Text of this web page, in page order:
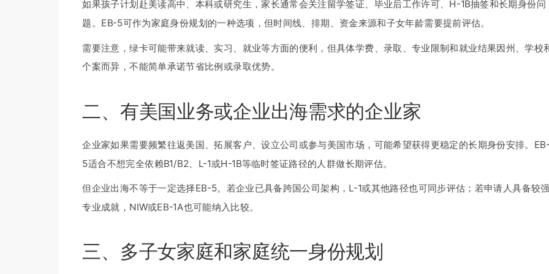
如果孩子计划赴美读高中、本科或研究生，家长通常会关注留学签证、毕业后工作许可、H-1B抽签和长期身份问
题。EB-5可作为家庭身份规划的一种选项，但时间线、排期、资金来源和子女年龄需要提前评估。
需要注意，绿卡可能带来就读、实习、就业等方面的便利，但具体学费、录取、专业限制和就业结果因州、学校
个案而异，不能简单承诺节省比例或录取优势。
二、有美国业务或企业出海需求的企业家
企业家如果需要频繁往返美国、拓展客户、设立公司或参与美国市场，可能希望获得更稳定的长期身份安排。EB-
5适合不想完全依赖B1/B2、L-1或H-1B等临时签证路径的人群做长期评估。
但企业出海不等于一定选择EB-5。若企业已具备跨国公司架构，L-1或其他路径也可同步评估；若申请人具备较强
专业成就，NIW或EB-1A也可能纳入比较。
三、多子女家庭和家庭统一身份规划